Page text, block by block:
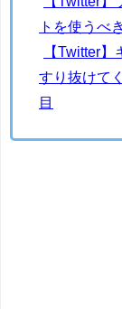
トを使うべ
【Twitter
すり抜けて
目